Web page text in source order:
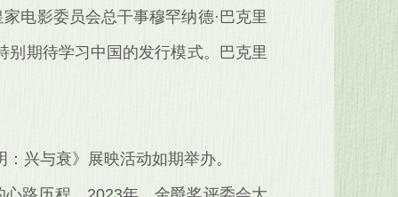
电影委员会总干事穆罕纳德·巴克里
期待学习中国的发行模式。巴克里
兴与衰》展映活动如期举办。